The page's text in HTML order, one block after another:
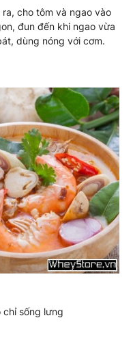
cho tôm và ngao vào
đun đến khi ngao vừa
dùng nóng với cơm.
sống lưng